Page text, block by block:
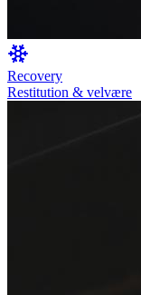
Recovery
Restitution & velvære